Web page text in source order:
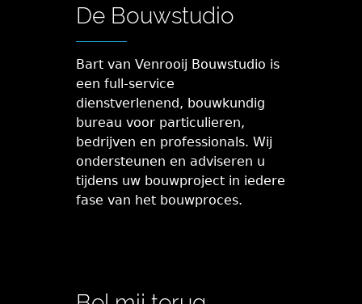
De Bouwstudio
Bart van Venrooij Bouwstudio is
een full-service
dienstverlenend, bouwkundig
bureau voor particulieren,
bedrijven en professionals. Wij
ondersteunen en adviseren u
tijdens uw bouwproject in iedere
fase van het bouwproces.